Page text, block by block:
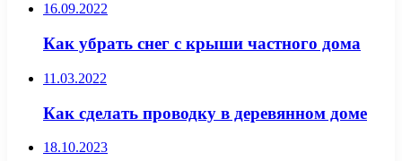
16.09.2022
Как убрать снег с крыши частного дома
11.03.2022
Как сделать проводку в деревянном доме
18.10.2023